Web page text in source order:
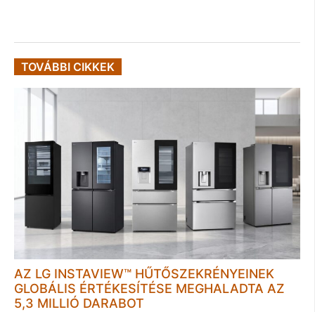
TOVÁBBI CIKKEK
AZ LG INSTAVIEW™ HŰTŐSZEKRÉNYEINEK
GLOBÁLIS ÉRTÉKESÍTÉSE MEGHALADTA AZ
5,3 MILLIÓ DARABOT